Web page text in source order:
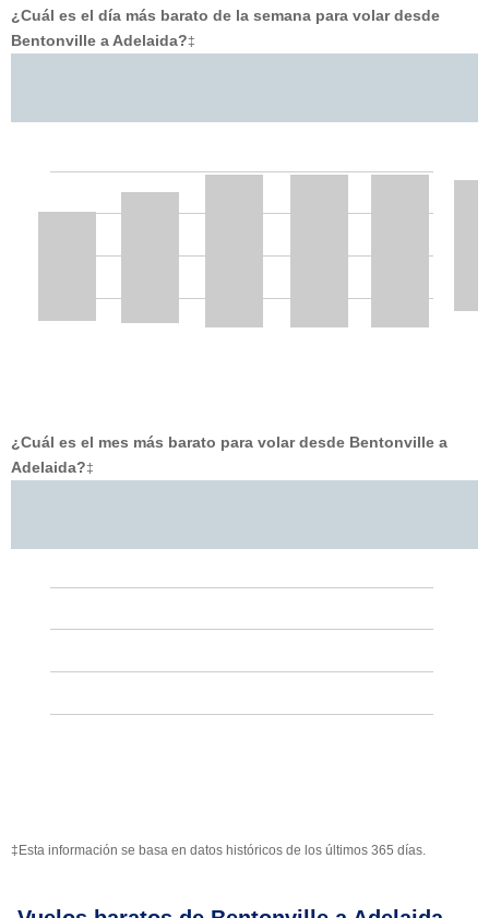
¿Cuál es el día más barato de la semana para volar desde
Bentonville a Adelaida?‡
¿Cuál es el mes más barato para volar desde Bentonville a
Adelaida?‡
‡Esta información se basa en datos históricos de los últimos 365 días.